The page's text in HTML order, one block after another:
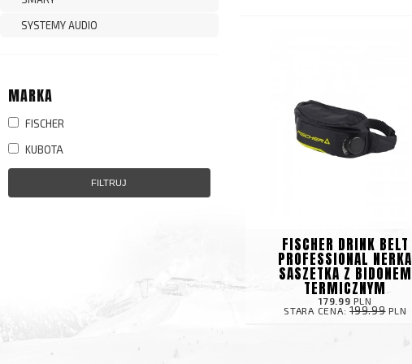
SYSTEMY AUDIO
MARKA
FISCHER
KUBOTA
FILTRUJ
FISCHER DRINK BELT
PROFESSIONAL NERKA
SASZETKA Z BIDONEM
TERMICZNYM
179.99 PLN
STARA CENA:199.99PLN